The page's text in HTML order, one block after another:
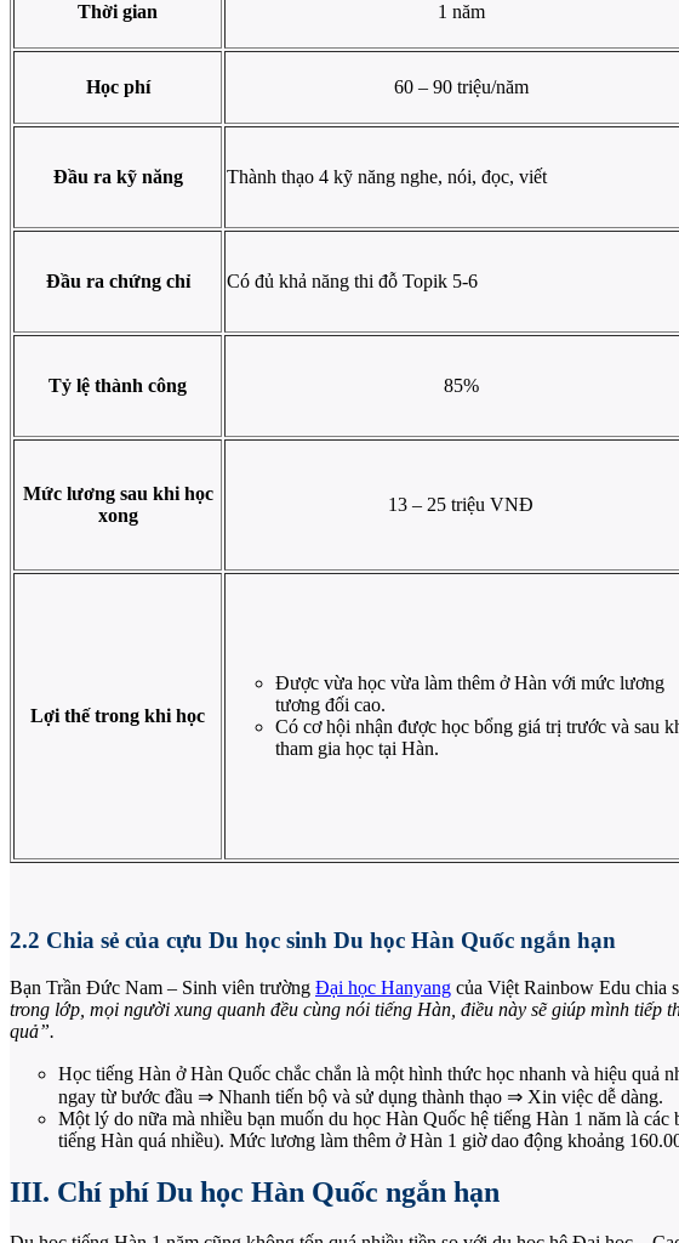
Thời gian 1 năm
Học phí 60 – 90 triệu/năm
Đầu ra kỹ năng Thành thạo 4 kỹ năng nghe, nói, đọc, viết
Đầu ra chứng chỉ Có đủ khả năng thi đỗ Topik 5-6
Tỷ lệ thành công 85%
Mức lương sau khi học
xong
13 – 25 triệu VNĐ
Lợi thế trong khi học
Được vừa học vừa làm thêm ở Hàn với mức lương
tương đối cao.
Có cơ hội nhận được học bổng giá trị trước và sau
tham gia học tại Hàn.
2.2 Chia sẻ của cựu Du học sinh Du học Hàn Quốc ngắn hạn
Bạn Trần Đức Nam – Sinh viên trường Đại học Hanyang của Việt Rainbow Edu chia
trong lớp, mọi người xung quanh đều cùng nói tiếng Hàn, điều này sẽ giúp mình tiếp
quả”.
Học tiếng Hàn ở Hàn Quốc chắc chắn là một hình thức học nhanh và hiệu
ngay từ bước đầu ⇒ Nhanh tiến bộ và sử dụng thành thạo ⇒ Xin việc dễ dàng.
Một lý do nữa mà nhiều bạn muốn du học Hàn Quốc hệ tiếng Hàn 1 năm là
tiếng Hàn quá nhiều). Mức lương làm thêm ở Hàn 1 giờ dao động khoảng
III. Chí phí Du học Hàn Quốc ngắn hạn